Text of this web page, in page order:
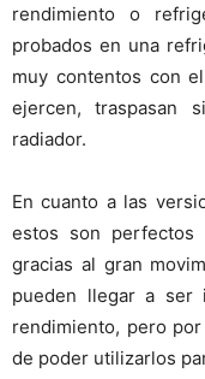
rendimiento o
probados en una
muy contentos con
ejercen, traspasan
radiador.
En cuanto a las
estos son
gracias al gran
pueden llegar a ser
rendimiento, pero
de poder utilizarlos